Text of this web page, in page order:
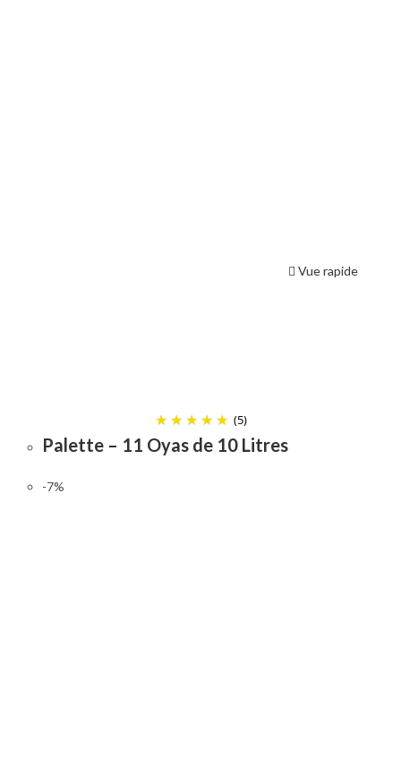
Vue rapide
(5)
Palette – 11 Oyas de 10 Litres
-7%